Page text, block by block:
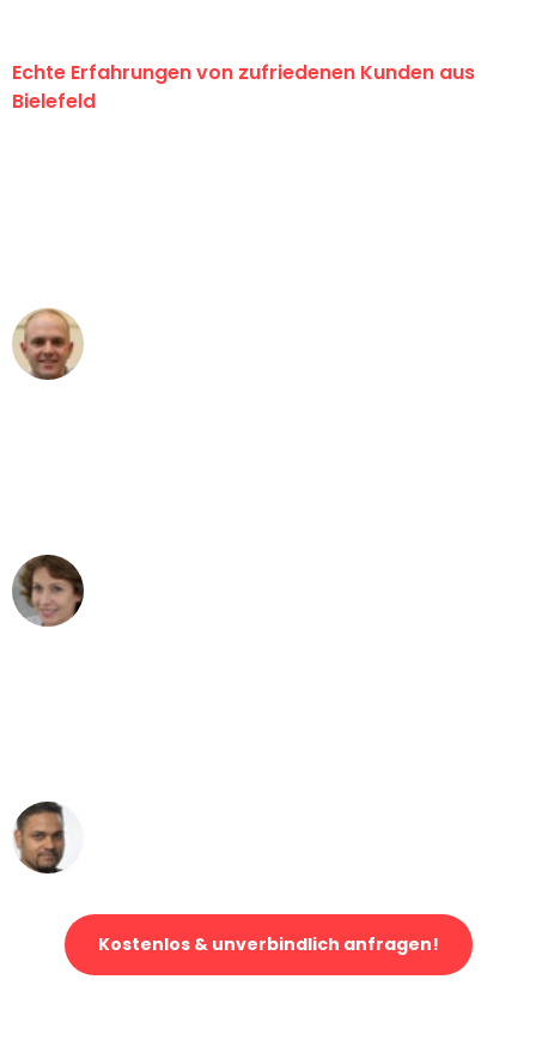
Echte Erfahrungen von zufriedenen Kunden aus
Bielefeld
Kostenlos & unverbindlich anfragen!